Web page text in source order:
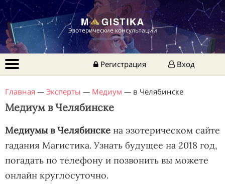
Эзотерические консультации
Регистрация Вход
Главная — Эксперты — Медиум — в Челябинске
Медиум в Челябинске
Медиумы в Челябинске на эзотерическом сайте
гадания Магистика. Узнать будущее на 2018 год,
погадать по телефону и позвонить вы можете
онлайн круглосуточно.